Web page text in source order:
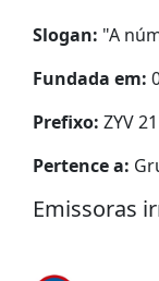
Slogan: "A
Fundada em:
Prefixo: ZYV
Pertence a:
Emissoras